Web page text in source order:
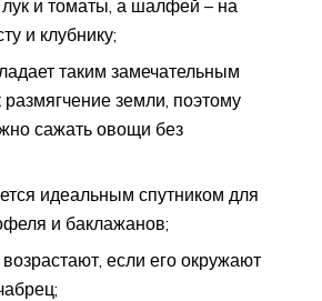
и томаты, а шалфей – на
и клубнику;
таким замечательным
размягчение земли, поэтому
сажать овощи без
идеальным спутником для
и баклажанов;
если его окружают